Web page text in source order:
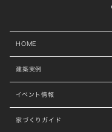
HOME
建築実例
イベント情報
家づくりガイド